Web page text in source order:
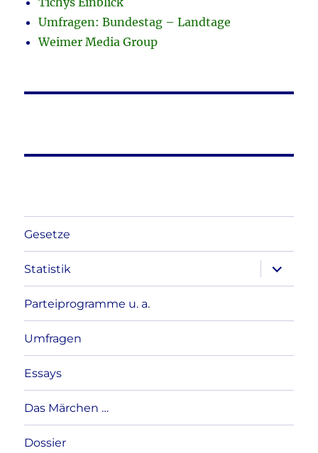
Umfragen: Bundestag – Landtage
Weimer Media Group
Gesetze
Statistik
anzeigen
Parteiprogramme u. a.
Umfragen
Essays
Das Märchen …
Dossier